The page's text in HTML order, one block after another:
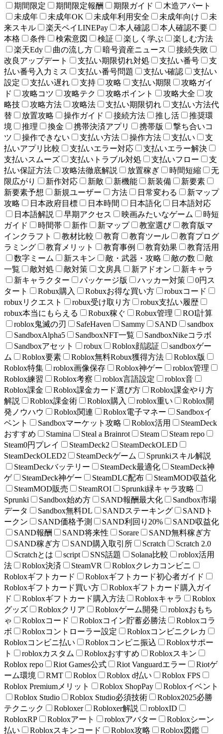
期間限定
期間限定報酬 期限ガイド
木造アパート
未成年
未成年OK 未成年利用安全 未成年向け
未
来スキル
楽天ペイLINEPay 本人確認
本人確認不要
本格
条件 検索意図 検証 楽しく学ぶ
楽しむ方法
楽天Edy
曲の流し方 暗号資産ニュース
接続失敗
改良アップデート
支払い期限切れ対処 支払い番号
支
払い番号入力ミス
支払い番号問題 支払い確認
支払い
設定
支払い遅れ 支持 攻略 支払い期限
攻略ガイ
ド
攻略コツ 攻略テク 攻略ポイント 攻略大全
攻
略技
攻略方法 攻略法 支払い期限切れ
支払い方法代
替
放置攻略 操作ガイド 接続方法 推し活
推奨環
境
推理 換金 携帯決済アプリ 携帯版
撃ち合いコ
ツ
操作できない 支払い方法 操作方法 支払い
支
払いアプリ比較
支払いエラー対応
支払いエラー解決
支払いスムーズ
支払いトラブル対処 支払いフロー
支
払い保証方法
攻略法徹底解説 放置稼ぎ 時間短縮
无
限広がり
新作対応 新敵 新機能 新装備
新要素
新要素予想
新規ユーザー 方法 日常変わる
新マップ
攻略
日本政府目標 日本時間 日本語化
日本語対応
日本語解説
早期アクセス 映画みたいなゲーム
時短
ガイド
時間帯 新作 新マップ 教室選び
教育版マ
インクラフト
教材比較 教育 教育ツール
教育プログ
ラミング
教育メリット 教育事例 教育効果
教育活用
数字ミーム
新スキン 敵・武器・攻略 敵の数
敵
一覧
敵対処 敵対策 文房具 新アドオン
新キャラ
新キャラクター
パッケージ版 ハッカー対策
0円ス
タート
Robux購入 Robuxお得な買い方
robuxコード
robuxリクエスト
robux受け取り方
robux支払い履歴
robux本当にもらえる
Robux稼ぐ Robux管理
ROI計算
roblox鬼滅の刃
SafeHaven Sammy SAND
sandbox
SandboxAlpha5
SandboxNFT一覧
SandboxNikeコラボ
Sandboxアセット
robux Roblox顔認証
sandboxゲー
ム
Roblox要素 Roblox無料Robux獲得方法
Roblox版
Roblox特集
roblox画像保存 Roblox神ゲー
roblox管理
Roblox練習
Roblox考察 roblox言語設定
roblox音
Roblox課金
Roblox課金カード選び方
Roblox課金やり方
解説
Roblox課金術 Roblox購入 roblox重い
Roblox開
発ノウハウ
Roblox関連 Roblox電子マネー
Sandboxイ
ベント
Sandboxマーケット攻略 Roblox活用
SteamDeck
おすすめ
Stamina Steal a Brainrot Steam
Steam repo
Steam0円プレイ
SteamDeck2
SteamDeckOLED
SteamDeckOLED2
SteamDeckゲーム
Sprunkiスキル解説
SteamDeckバッテリー
SteamDeck最適化
SteamDeck神
ゲ
SteamDeck神ゲー SteamDLC配布
SteamMOD収益化
SteamMOD販売
SteamROI
Sprunki緑キャラ攻略
Sprunki
Sandbox始め方 SAND報酬最大化
Sandbox市場
データ
Sandbox無料DL SANDステーキング
SANDト
ークン
SAND価格予測 SAND利回り20%
SAND収益化
SAND報酬
SAND将来性 Sorare
SAND無料稼ぎ方
SAND稼ぎ方
SAND購入取引所 Scratch
Scratch 2.0
Scratchとは
script SNS話題 Solana比較
roblox活用
法
Roblox決済 SteamVR
Robloxクレカコンビニ
Robloxギフトカード
Robloxギフトカード初心者ガイド
Robloxギフトカード買い方
Robloxギフトカード購入ガイ
ド
Robloxギフトカード購入方法 Robloxキャラ
Roblox
グッズ
Robloxクリア Robloxゲーム開発
robloxおもち
ゃ
Robloxコード Robloxコイン貯蓄必勝法
Robloxコラ
ボ
Robloxコントローラー設定
Robloxコンビニクレカ
Robloxコンビニ払い
Robloxコンビニ振込
Robloxサポー
ト
robloxカスタム Robloxおすすめ
Robloxスキン
Roblox repo
Riot Games公式 Riot Vanguardエラー
Riotゲ
ーム環境
RMT Roblox Roblox d払い
Roblox FPS
Roblox Premiumメリット
Roblox ShopPay
Robloxイベント
Roblox Studio
Roblox Studio必須技術
Roblox2025必勝
テクニック
Robloxer Robloxer解説
robloxID
RobloxRP
Robloxアート robloxアバター
Robloxシーン
払い
Robloxスキンコード Roblox攻略
Roblox図鑑